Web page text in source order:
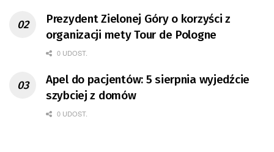
Prezydent Zielonej Góry o korzyści z
organizacji mety Tour de Pologne
0 UDOST.
Apel do pacjentów: 5 sierpnia wyjedźcie
szybciej z domów
0 UDOST.